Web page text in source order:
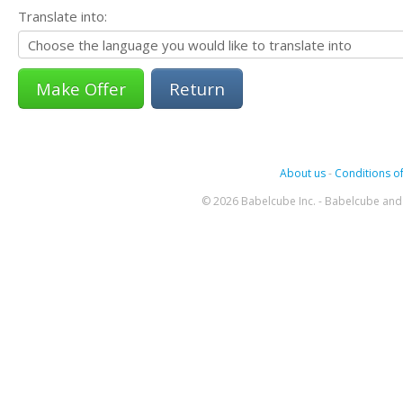
Translate into:
Return
About us- Conditions
© 2026 Babelcube Inc. - Babelcube